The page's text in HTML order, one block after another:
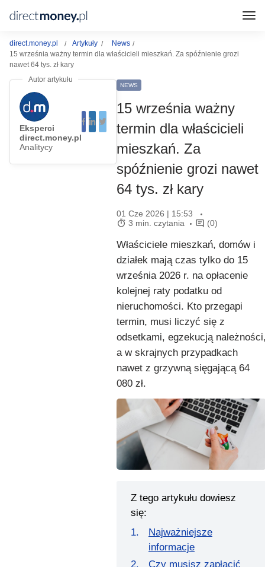
direct.money.pl Artykuły
News
15 września ważny termin dla właścicieli mieszkań. Za spóźnienie grozi
nawet 64 tys. zł kary
Eksperci
direct.money.pl
Analitycy
NEWS
15 września ważny
termin dla właścicieli
mieszkań. Za
spóźnienie grozi nawet
64 tys. zł kary
01 Cze 2026 | 15:53
3 min. czytania
(0)
Właściciele mieszkań, domów i
działek mają czas tylko do 15
września 2026 r. na opłacenie
kolejnej raty podatku od
nieruchomości. Kto przegapi
termin, musi liczyć się z
odsetkami, egzekucją
a w skrajnych przypadkach
nawet z grzywną sięgającą 64
080 zł.
Z tego artykułu dowiesz
się:
Najważniejsze
informacje
Czy musisz zapłacić